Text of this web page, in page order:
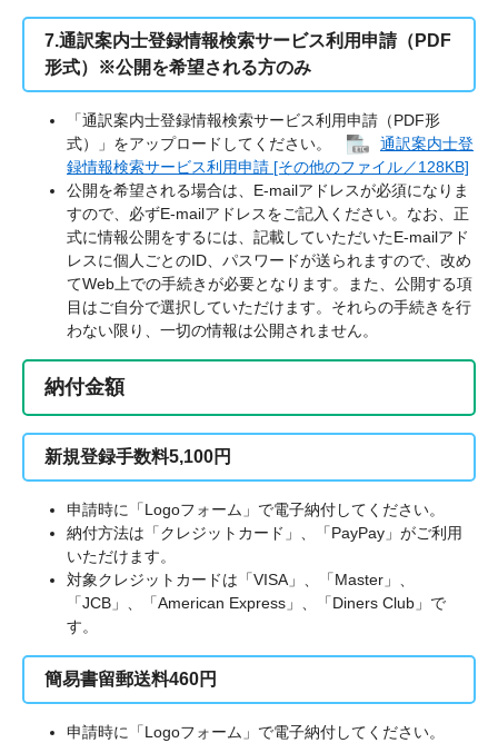
7.通訳案内士登録情報検索サービス利用申請（PDF
形式）※公開を希望される方のみ
「通訳案内士登録情報検索サービス利用申請（PDF形
式）」をアップロードしてください。
通訳案内士登
録情報検索サービス利用申請 [その他のファイル／128KB]
公開を希望される場合は、E-mailアドレスが必須になりま
すので、必ずE-mailアドレスをご記入ください。なお、正
式に情報公開をするには、記載していただいたE-mailアド
レスに個人ごとのID、パスワードが送られますので、改め
てWeb上での手続きが必要となります。また、公開する項
目はご自分で選択していただけます。それらの手続きを行
わない限り、一切の情報は公開されません。
納付金額
新規登録手数料5,100円
申請時に「Logoフォーム」で電子納付してください。
納付方法は「クレジットカード」、「PayPay」がご利用
いただけます。
対象クレジットカードは「VISA」、「Master」、
「JCB」、「American Express」、「Diners Club」で
す。
簡易書留郵送料460円
申請時に「Logoフォーム」で電子納付してください。